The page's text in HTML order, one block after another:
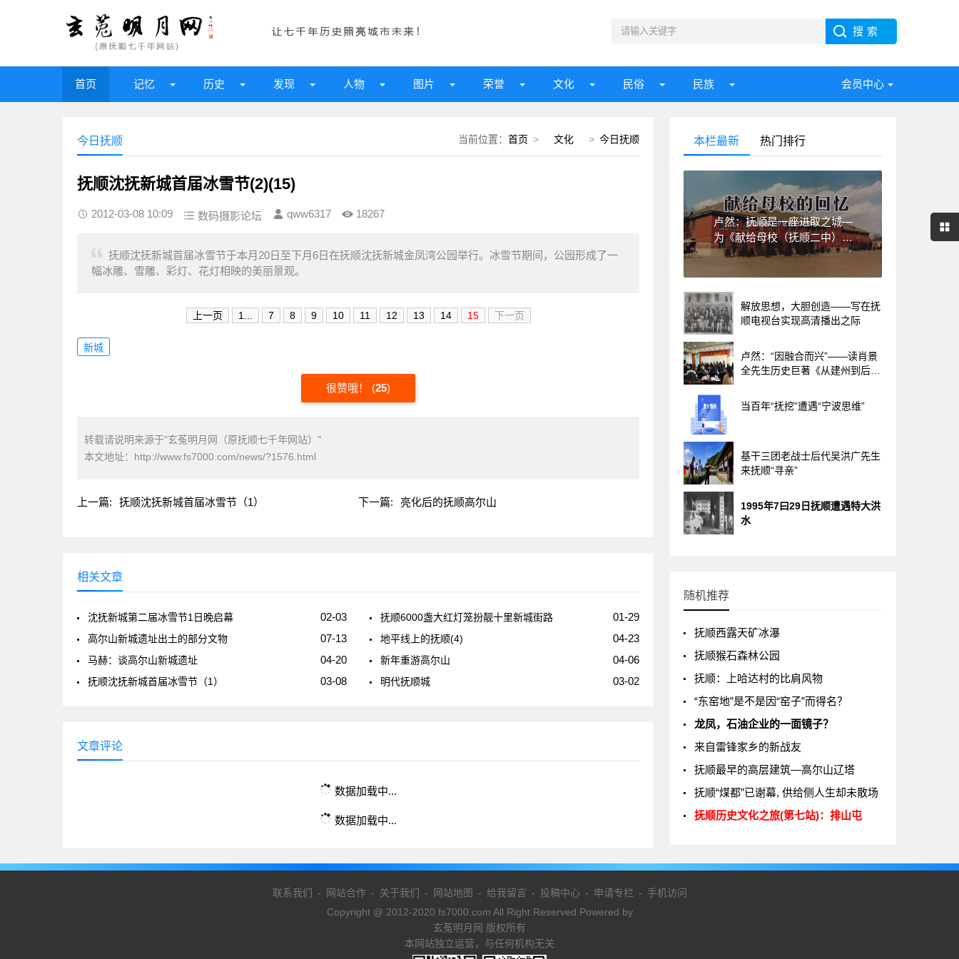
首页 记忆 历史 发现 人物 图片 荣誉 文化 民俗 民族 会员中心
当前位置： 首页 > 文化 > 今日抚顺
今日抚顺
抚顺沈抚新城首届冰雪节(2)(15)
2012-03-08 10:09 数码摄影论坛 qww6317 18267
抚顺沈抚新城首届冰雪节于本月20日至下月6日在抚顺沈抚新城金凤湾公园举行。冰雪节期间，公园形成了一
幅冰雕、雪雕、彩灯、花灯相映的美丽景观。
上一页 1... 7 8 9 10 11 12 13 14 15 下一页
新城
很赞哦！ (25)
转载请说明来源于"玄菟明月网（原抚顺七千年网站）"
本文地址： http://www.fs7000.com/news/?1576.html
上一篇: 抚顺沈抚新城首届冰雪节（1） 下一篇: 亮化后的抚顺高尔山
相关文章
02-03
沈抚新城第二届冰雪节1日晚启幕 01-29
抚顺6000盏大红灯笼扮靓十里新城街路
07-13
高尔山新城遗址出土的部分文物 04-23
地平线上的抚顺(4)
04-20
马赫：谈高尔山新城遗址 04-06
新年重游高尔山
03-08
抚顺沈抚新城首届冰雪节（1） 03-02
明代抚顺城
文章评论
数据加载中...
数据加载中...
本栏最新 热门排行
卢然：抚顺是一座进取之城—
为《献给母校（抚顺二中）的
回忆》一书作序
解放思想，大胆创造——写在抚
顺电视台实现高清播出之际
卢然：“因融合而兴”——读肖景
全先生历史巨著《从建州到后
当百年“抚挖”遭遇“宁波思维”
基干三团老战士后代吴洪广先生
来抚顺“寻亲”
1995年7曰29日抚顺遭遇特大洪
水
随机推荐
抚顺西露天矿冰瀑
抚顺猴石森林公园
抚顺：上哈达村的比肩风物
“东窑地”是不是因“窑子”而得名？
龙凤，石油企业的一面镜子？
来自雷锋家乡的新战友
抚顺最早的高层建筑—高尔山辽塔
抚顺“煤都”已谢幕, 供给侧人生却未散场
抚顺历史文化之旅(第七站)：排山屯
联系我们 - 网站合作- 关于我们 - 网站地图 - 给我留言 - 投稿中心- 申请专栏 - 手机访问
Copyright @ 2012-2020 fs7000.com All Right Reserved Powered by
玄菟明月网 版权所有
本网站独立运营，与任何机构无关